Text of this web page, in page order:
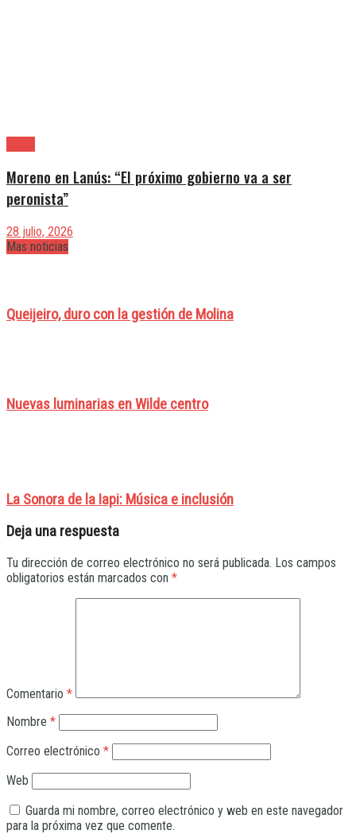
Moreno en Lanús: “El próximo gobierno va a ser
peronista”
28 julio, 2026
Mas noticias
Queijeiro, duro con la gestión de Molina
Nuevas luminarias en Wilde centro
La Sonora de la Iapi: Música e inclusión
Deja una respuesta
Tu dirección de correo electrónico no será publicada. Los campos
obligatorios están marcados con *
Comentario *
Nombre *
Correo electrónico *
Web
Guarda mi nombre, correo electrónico y web en este navegador
para la próxima vez que comente.